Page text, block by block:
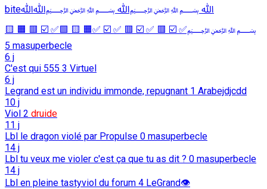
biteﷲ ﷽ﷲ ﷽ﷲﷲ
﷽✅ ☑️ 🟥 ✅ ☑️ 🟥 ✅ ☑️ ✅🟧 🟨 🟩✅ ☑️ 🟥 🟧 🟨
masuperbecle
6 j
C'est qui 555 3 Virtuel
6 j
Legrand est un individu immonde, repugnant 1 Arabejdjcdd
10 j
Viol 2 druide
11 j
Lbl le dragon violé par Propulse 0 masuperbecle
14 j
Lbl tu veux me violer c'est ça que tu as dit ? 0 masuperbecle
14 j
Lbl en pleine tastyviol du forum 4 LeGrand👁️